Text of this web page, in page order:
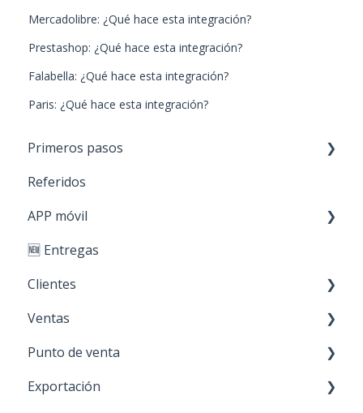
Mercadolibre: ¿Qué hace esta integración?
Prestashop: ¿Qué hace esta integración?
Falabella: ¿Qué hace esta integración?
Paris: ¿Qué hace esta integración?
Primeros pasos
Paso 1: Nuevos productos
Paso 2: Carga de stock
Paso 3: Crear clientes
Paso 4: Realizar ventas
Personaliza tu cuenta
Referidos
APP móvil
Primeros Pasos
🆕 Entregas
Clientes
Creación y edición
Acciones sobre mis clientes
Ventas
Cotización
Órdenes de trabajo
Punto de venta
Transbank - POS integrado
Exportación